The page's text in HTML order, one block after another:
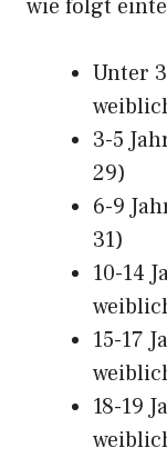
wie folgt
Unter
3-5
29)
6-9
31)
10-14
15-17
18-19